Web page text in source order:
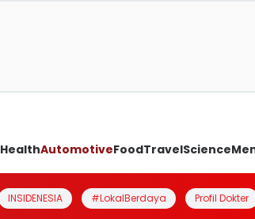
HealthAutomotiveFoodTravelScience
INSIDENESIA #LokalBerdaya Profil Dokter